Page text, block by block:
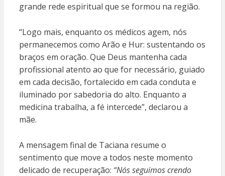
grande rede espiritual que se formou na região.
“Logo mais, enquanto os médicos agem, nós
permanecemos como Arão e Hur: sustentando os
braços em oração. Que Deus mantenha cada
profissional atento ao que for necessário, guiado
em cada decisão, fortalecido em cada conduta e
iluminado por sabedoria do alto. Enquanto a
medicina trabalha, a fé intercede”, declarou a
mãe.
A mensagem final de Taciana resume o
sentimento que move a todos neste momento
delicado de recuperação: “Nós seguimos crendo